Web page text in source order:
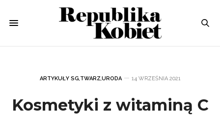
ARTYKUŁY SG,TWARZ,URODA 14 WRZEŚNIA 2021
Kosmetyki z witaminą C